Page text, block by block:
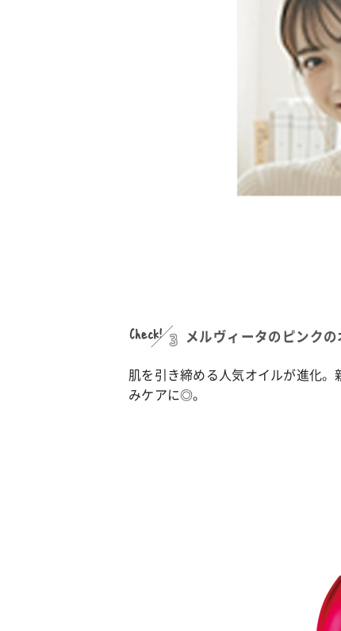
Check! 3 メルヴィータのピンクの
肌を引き締める人気オイルが進化
みケアに◎。